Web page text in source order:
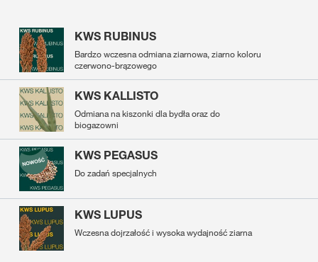
KWS RUBINUS
Bardzo wczesna odmiana ziarnowa, ziarno koloru
czerwono-brązowego
KWS KALLISTO
Odmiana na kiszonki dla bydła oraz do
biogazowni
KWS PEGASUS
Do zadań specjalnych
KWS LUPUS
Wczesna dojrzałość i wysoka wydajność ziarna